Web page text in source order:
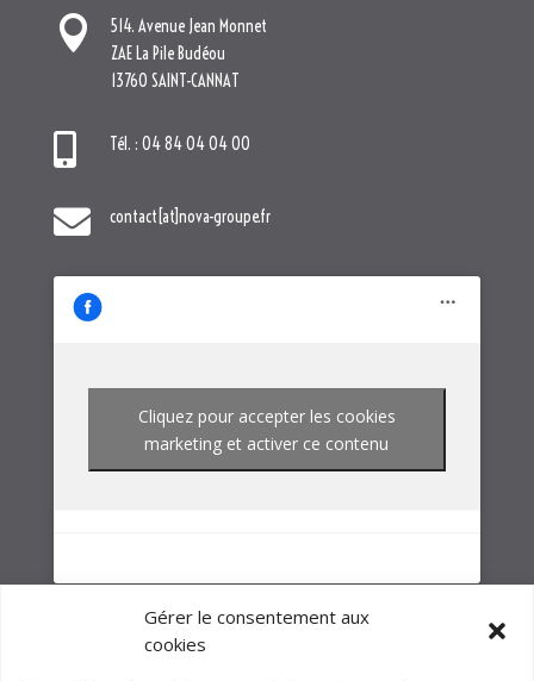
Gérer le consentement aux
cookies
 contact[at]nova-groupe.fr
Cliquez pour accepter les cookies